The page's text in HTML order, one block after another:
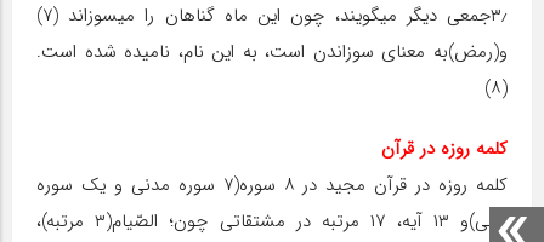
۳٫جمعی دیگر می‏گویند، چون این ماه گناهان را می‏سوزاند (۷)
و(رمض)به معنای سوزاندن است، به این نام، نامیده شده است.
(۸)
کلمه روزه در قرآن
کلمه روزه در قرآن مجید در ۸ سوره(۷ سوره مدنی و یک سوره
مکی)و ۱۳ آیه، ۱۷ مرتبه در مشتقاتی چون؛ الصّیام(۳ مرتبه)،